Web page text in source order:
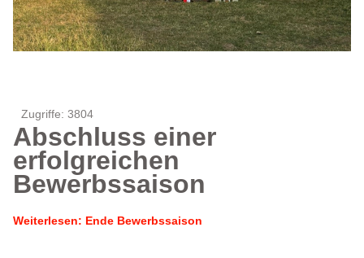
Zugriffe: 3804
Abschluss einer
erfolgreichen
Bewerbssaison
Weiterlesen: Ende Bewerbssaison